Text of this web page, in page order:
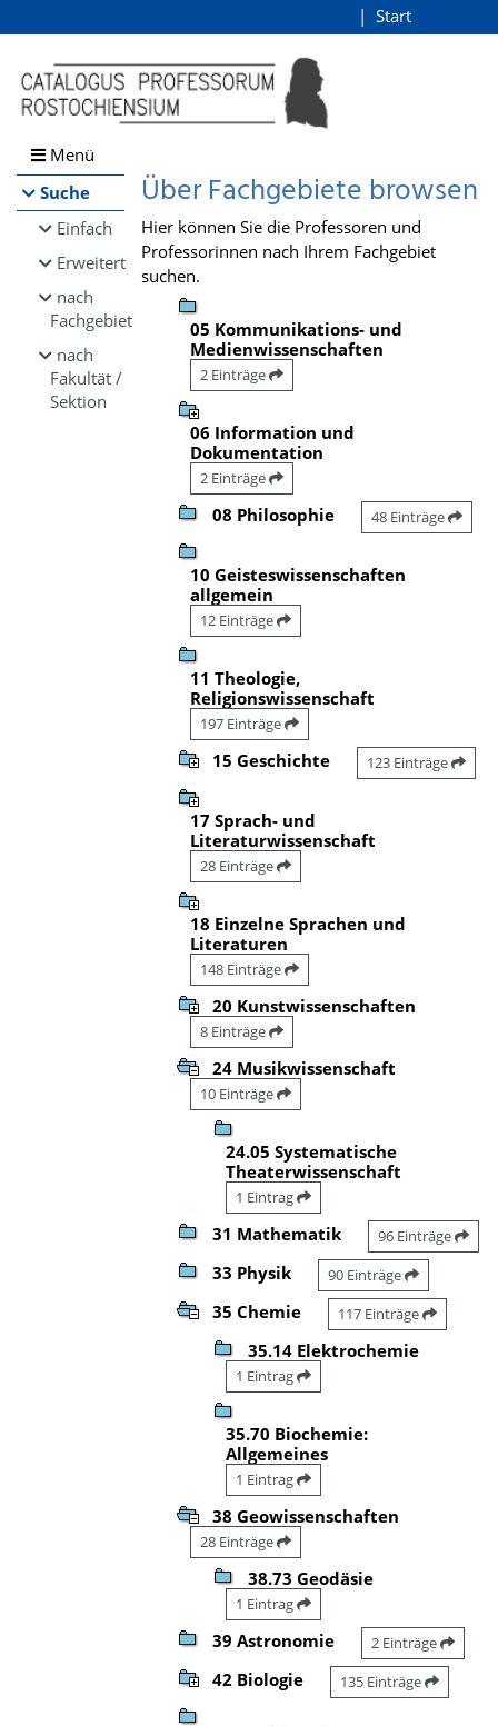
Browsen
direkt zum Inhalt
Start
Menü
Suche
Einfach
Erweitert
nach
Fachgebiet
nach
Fakultät /
Sektion
Über Fachgebiete browsen
Hier können Sie die Professoren und
Professorinnen nach Ihrem Fachgebiet
suchen.
05 Kommunikations- und
Medienwissenschaften
2 Einträge
06 Information und
Dokumentation
2 Einträge
08 Philosophie 48 Einträge
10 Geisteswissenschaften
allgemein
12 Einträge
11 Theologie,
Religionswissenschaft
197 Einträge
15 Geschichte 123 Einträge
17 Sprach- und
Literaturwissenschaft
28 Einträge
18 Einzelne Sprachen und
Literaturen
148 Einträge
20 Kunstwissenschaften
8 Einträge
24 Musikwissenschaft
10 Einträge
24.05 Systematische
Theaterwissenschaft
1 Eintrag
31 Mathematik 96 Einträge
33 Physik 90 Einträge
35 Chemie 117 Einträge
35.14 Elektrochemie
1 Eintrag
35.70 Biochemie:
Allgemeines
1 Eintrag
38 Geowissenschaften
28 Einträge
38.73 Geodäsie
1 Eintrag
39 Astronomie 2 Einträge
42 Biologie 135 Einträge